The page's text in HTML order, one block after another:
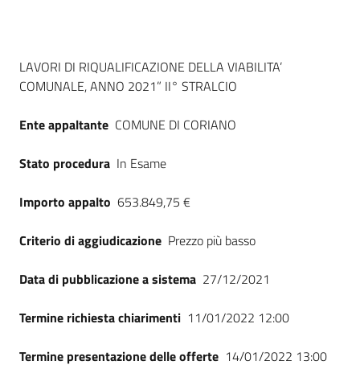
site
su
Dati del bando
LAVORI DI RIQUALIFICAZIONE DELLA VIABILITA’
COMUNALE, ANNO 2021” II° STRALCIO
Ente appaltante COMUNE DI CORIANO
Stato procedura In Esame
Importo appalto 653.849,75 €
Criterio di aggiudicazione Prezzo più basso
Data di pubblicazione a sistema 27/12/2021
Termine richiesta chiarimenti 11/01/2022 12:00
Termine presentazione delle offerte 14/01/2022 13:00